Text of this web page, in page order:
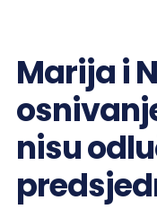
Marija i
nisu